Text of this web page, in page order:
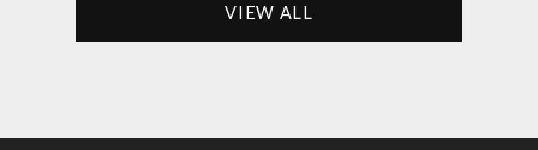
VIEW ALL